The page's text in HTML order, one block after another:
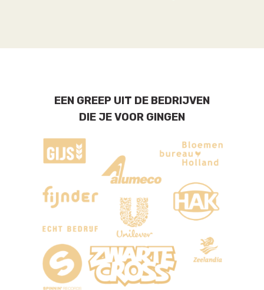
EEN GREEP UIT DE BEDRIJVEN
DIE JE VOOR GINGEN